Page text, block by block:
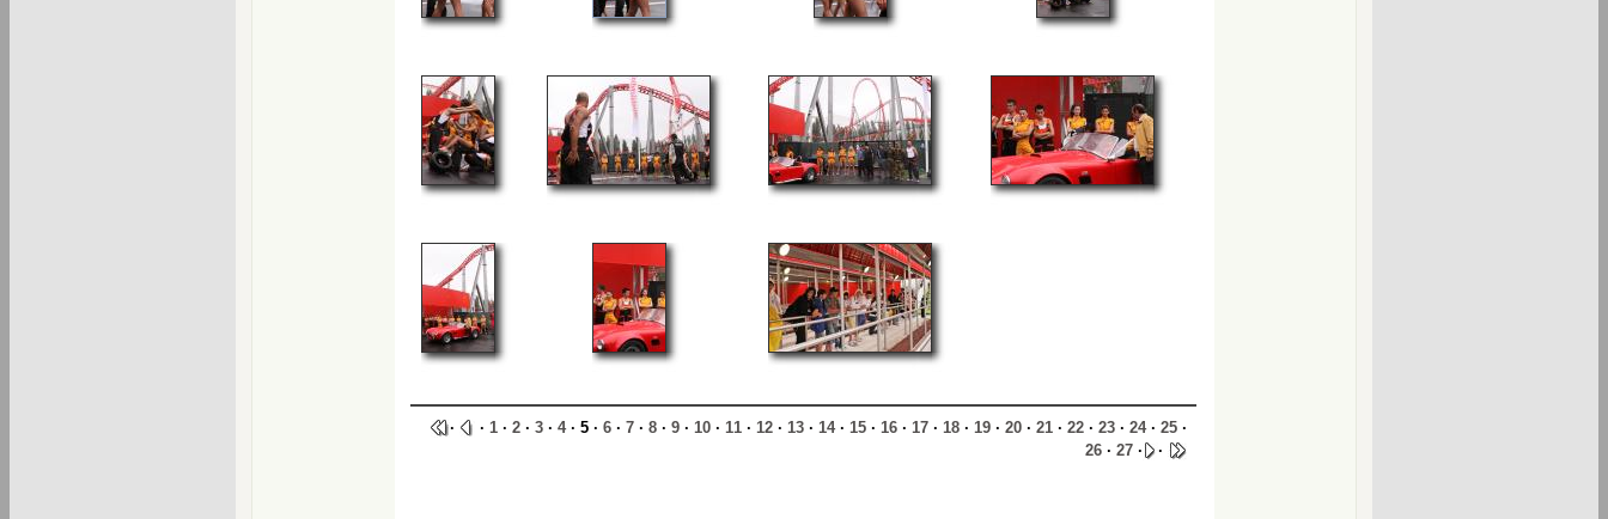
· · 1· 2· 3· 4· 5 · 6· 7· 8· 9· 10· 11· 12· 13· 14· 15· 16· 17· 18· 19· 20· 21· 22· 23· 24· 25·
26· 27· ·